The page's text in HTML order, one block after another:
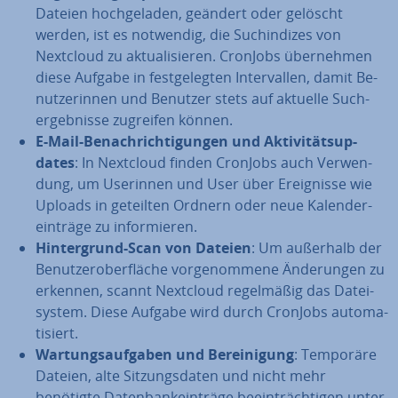
Dateien hoch­ge­la­den, geändert oder gelöscht
werden, ist es notwendig, die Such­in­di­zes von
Nextcloud zu ak­tua­li­sie­ren. CronJobs über­neh­men
diese Aufgabe in fest­ge­leg­ten In­ter­val­len, damit Be­
nut­ze­rin­nen und Benutzer stets auf aktuelle Such­
ergeb­nis­se zugreifen können.
E-Mail-Be­nach­rich­ti­gun­gen und Ak­ti­vi­täts­up­
dates: In Nextcloud finden CronJobs auch Ver­wen­
dung, um Userinnen und User über Er­eig­nis­se wie
Uploads in geteilten Ordnern oder neue Ka­len­der­
ein­trä­ge zu in­for­mie­ren.
Hin­ter­grund-Scan von Dateien: Um außerhalb der
Be­nut­zer­ober­flä­che vor­ge­nom­me­ne Än­de­run­gen zu
erkennen, scannt Nextcloud re­gel­mä­ßig das Da­tei­
sys­tem. Diese Aufgabe wird durch CronJobs au­to­ma­
ti­siert.
War­tungs­auf­ga­ben und Be­rei­ni­gung: Temporäre
Dateien, alte Sit­zungs­da­ten und nicht mehr